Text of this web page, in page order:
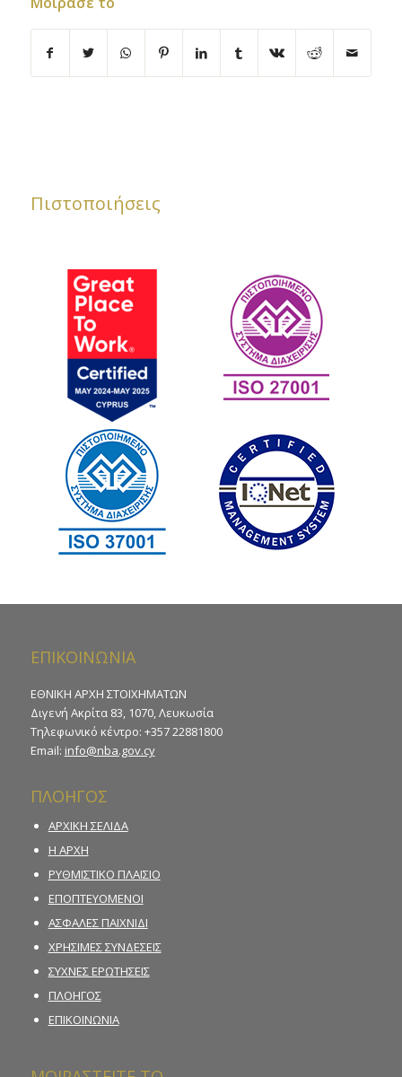
Πιστοποιήσεις
ΕΠΙΚΟΙΝΩΝΙΑ
ΕΘΝΙΚΗ ΑΡΧΗ ΣΤΟΙΧΗΜΑΤΩΝ
Διγενή Ακρίτα 83, 1070, Λευκωσία
Τηλεφωνικό κέντρο: +357 22881800
Email: info@nba.gov.cy
ΠΛΟΗΓΟΣ
ΑΡΧΙΚΗ ΣΕΛΙΔΑ
Η ΑΡΧΗ
ΡΥΘΜΙΣΤΙΚΟ ΠΛΑΙΣΙΟ
ΕΠΟΠΤΕΥΟΜΕΝΟΙ
ΑΣΦΑΛΕΣ ΠΑΙΧΝΙΔΙ
ΧΡΗΣΙΜΕΣ ΣΥΝΔΕΣΕΙΣ
ΣΥΧΝΕΣ ΕΡΩΤΗΣΕΙΣ
ΠΛΟΗΓΟΣ
ΕΠΙΚΟΙΝΩΝΙΑ